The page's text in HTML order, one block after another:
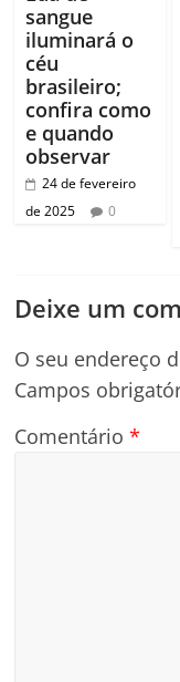
sangue
iluminará o
céu
brasileiro;
confira como
e quando
observar
24 de fevereiro
de 2025
0
Deixe um
O seu endereço
Campos
Comentário*